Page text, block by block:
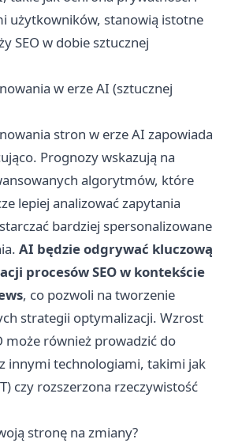
użytkowników, stanowią istotne
SEO w dobie sztucznej
w erze AI (sztucznej
stron w erze AI zapowiada
Prognozy wskazują na
algorytmów, które
lepiej analizować zapytania
bardziej spersonalizowane
AI będzie odgrywać kluczową
procesów SEO w kontekście
, co pozwoli na tworzenie
strategii optymalizacji. Wzrost
może również prowadzić do
innymi technologiami, takimi jak
czy rozszerzona rzeczywistość
stronę na zmiany?